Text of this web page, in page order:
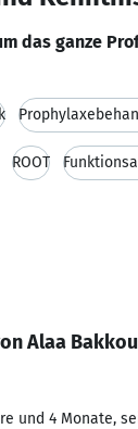
das ganze
ROOT
Alaa
und 4 Monate,